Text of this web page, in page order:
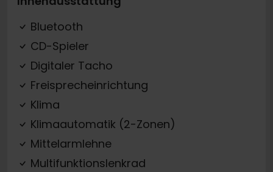
Bluetooth
CD-Spieler
Digitaler Tacho
Freisprecheinrichtung
Klima
Klimaautomatik (2-Zonen)
Mittelarmlehne
Multifunktionslenkrad